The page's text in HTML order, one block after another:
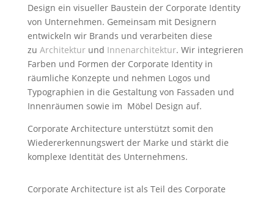
Design ein visueller Baustein der Corporate Identity
von Unternehmen. Gemeinsam mit Designern
entwickeln wir Brands und verarbeiten diese
zu Architekturund Innenarchitektur. Wir integrieren
Farben und Formen der Corporate Identity in
räumliche Konzepte und nehmen Logos und
Typographien in die Gestaltung von Fassaden und
Innenräumen sowie im Möbel Design auf.
Corporate Architecture unterstützt somit den
Wiedererkennungswert der Marke und stärkt die
komplexe Identität des Unternehmens.
Corporate Architecture ist als Teil des Corporate